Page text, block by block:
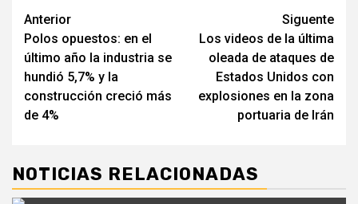
Navegación
de
entradas
Anterior
Polos opuestos: en el
último año la industria se
hundió 5,7% y la
construcción creció más
de 4%
Siguente
Los videos de la última
oleada de ataques de
Estados Unidos con
explosiones en la zona
portuaria de Irán
NOTICIAS RELACIONADAS